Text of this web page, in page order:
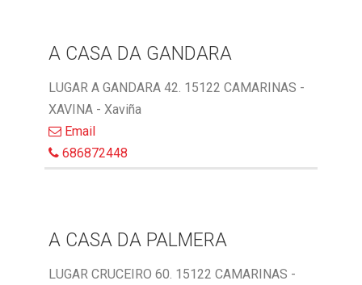
A CASA DA GANDARA
LUGAR A GANDARA 42. 15122 CAMARINAS -
XAVINA - Xaviña
Email
686872448
A CASA DA PALMERA
LUGAR CRUCEIRO 60. 15122 CAMARINAS -